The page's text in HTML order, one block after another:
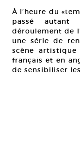
À l’heure du
passé
déroulement de
une série de
scène
français et en
de sensibiliser